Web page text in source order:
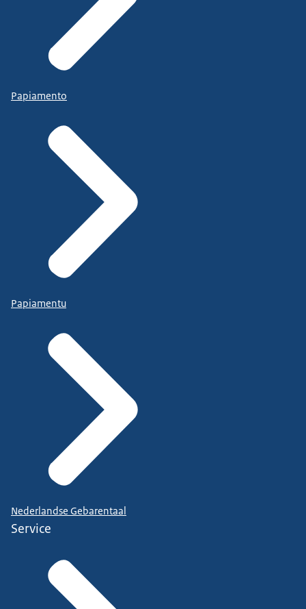
Papiamento
Papiamentu
Nederlandse Gebarentaal
Service